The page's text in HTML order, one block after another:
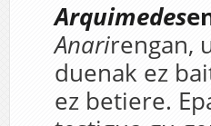
Arquimedes
Anarirengan,
duenak ez
ez betiere.